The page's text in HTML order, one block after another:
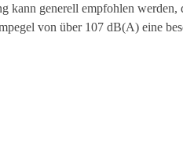
kann generell empfohlen werden,
von über 107 dB(A) eine